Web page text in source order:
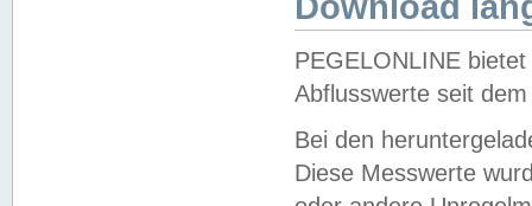
PEGELONLINE
Abflusswerte seit
Bei den
Diese Messwerte